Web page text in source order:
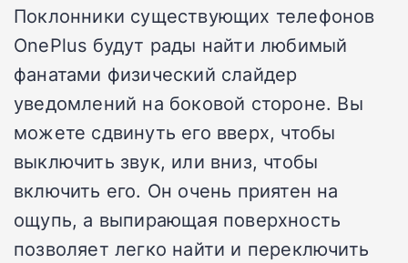
Поклонники существующих телефонов
OnePlus будут рады найти любимый
фанатами физический слайдер
уведомлений на боковой стороне. Вы
можете сдвинуть его вверх, чтобы
выключить звук, или вниз, чтобы
включить его. Он очень приятен на
ощупь, а выпирающая поверхность
позволяет легко найти и переключить